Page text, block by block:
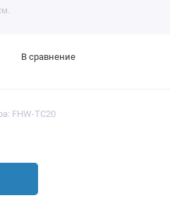
FHW-TC20
В сравнение